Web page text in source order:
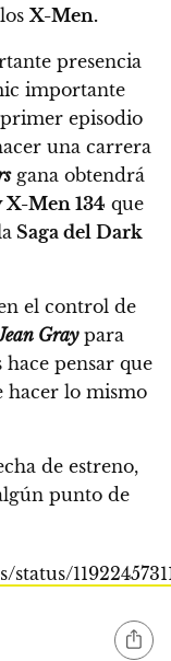
X-Men.
presencia
importante
episodio
una carrera
gana obtendrá
Men 134 que
Saga del Dark
el control de
Graypara
pensar que
hacer lo mismo
de estreno,
punto de